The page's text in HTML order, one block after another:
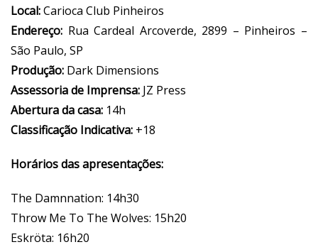
Local:Carioca Club Pinheiros
Endereço: Rua Cardeal Arcoverde, 2899 – Pinheiros –
São Paulo, SP
Produção: Dark Dimensions
Assessoria de Imprensa: JZ Press
Abertura da casa: 14h
Classificação Indicativa: +18
Horários das apresentações:
The Damnnation: 14h30
Throw Me To The Wolves: 15h20
Eskröta: 16h20